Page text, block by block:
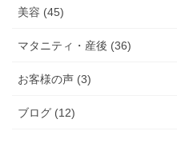
美容 (45)
マタニティ・産後 (36)
お客様の声 (3)
ブログ (12)